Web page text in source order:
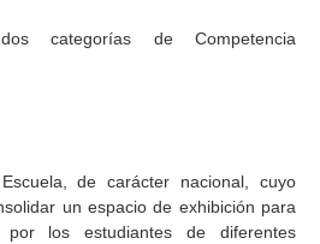
categorías de Competencia
de carácter nacional, cuyo
un espacio de exhibición para
por los estudiantes de diferentes